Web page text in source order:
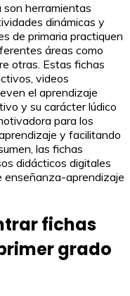
herramientas
dinámicas y
de primaria practiquen
áreas como
otras. Estas fichas
videos
el aprendizaje
y su carácter lúdico
para los
y facilitando
las fichas
didácticos digitales
enseñanza-aprendizaje
fichas
grado